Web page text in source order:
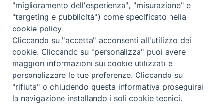
Copyright © 2019. Arcidiocesi di Ancona-Osimo.All Rights Reserved.
"miglioramento dell'esperienza", "misurazione" e
"targeting e pubblicità") come specificato nella
cookie policy.
Cliccando su "accetta" acconsenti all'utilizzo dei
cookie. Cliccando su "personalizza" puoi avere
maggiori informazioni sui cookie utilizzati e
personalizzare le tue preferenze. Cliccando su
"rifiuta" o chiudendo questa informativa proseguirai
la navigazione installando i soli cookie tecnici.